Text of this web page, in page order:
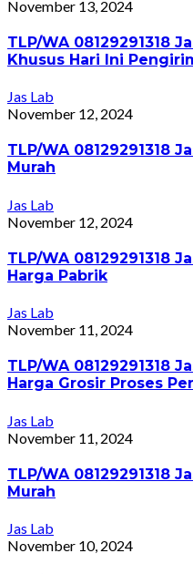
November 13, 2024
TLP/WA 08129291318
Khusus Hari Ini
Jas Lab
November 12, 2024
TLP/WA 08129291318
Murah
Jas Lab
November 12, 2024
TLP/WA 08129291318
Harga Pabrik
Jas Lab
November 11, 2024
TLP/WA 08129291318
Harga Grosir Proses
Jas Lab
November 11, 2024
TLP/WA 08129291318
Murah
Jas Lab
November 10, 2024